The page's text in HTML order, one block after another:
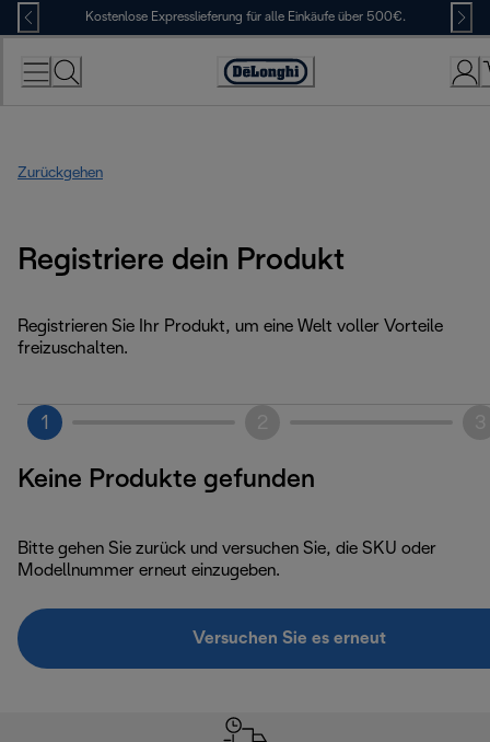
Skip
to
Content
Kostenlose Expresslieferung für alle Einkäufe über 500€.
Erklärung
Zurückgehen
Registriere dein Produkt
Registrieren Sie Ihr Produkt, um eine Welt voller Vorteile
freizuschalten.
1
Keine Produkte gefunden
Bitte gehen Sie zurück und versuchen Sie, die SKU oder
Modellnummer erneut einzugeben.
Versuchen Sie es erneut